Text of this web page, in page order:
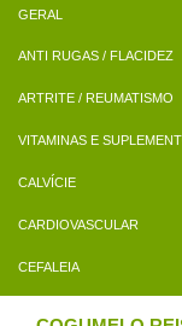
ANTI RUGAS / FLACIDEZ
ARTRITE / REUMATISMO
VITAMINAS E
CALVÍCIE
CARDIOVASCULAR
CEFALEIA